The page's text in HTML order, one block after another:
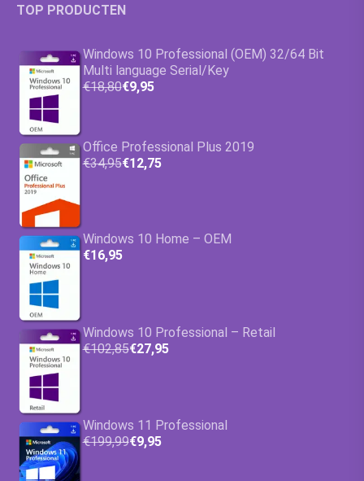
TOP PRODUCTEN
Windows 10 Professional (OEM) 32/64 Bit
Multi language Serial/Key
€18,80€9,95
Office Professional Plus 2019
€34,95€12,75
Windows 10 Home – OEM
€16,95
Windows 10 Professional – Retail
€102,85€27,95
Windows 11 Professional
€199,99€9,95